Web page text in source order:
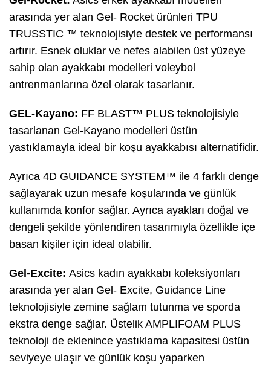
arasında yer alan Gel- Rocket ürünleri TPU
TRUSSTIC ™ teknolojisiyle destek ve performansı
artırır. Esnek oluklar ve nefes alabilen üst yüzeye
sahip olan ayakkabı modelleri voleybol
antrenmanlarına özel olarak tasarlanır.
GEL-Kayano: FF BLAST™ PLUS teknolojisiyle
tasarlanan Gel-Kayano modelleri üstün
yastıklamayla ideal bir koşu ayakkabısı alternatifidir.
Ayrıca 4D GUIDANCE SYSTEM™ ile 4 farklı denge
sağlayarak uzun mesafe koşularında ve günlük
kullanımda konfor sağlar. Ayrıca ayakları doğal ve
dengeli şekilde yönlendiren tasarımıyla özellikle içe
basan kişiler için ideal olabilir.
Gel-Excite: Asics kadın ayakkabı koleksiyonları
arasında yer alan Gel- Excite, Guidance Line
teknolojisiyle zemine sağlam tutunma ve sporda
ekstra denge sağlar. Üstelik AMPLIFOAM PLUS
teknoloji de eklenince yastıklama kapasitesi üstün
seviyeye ulaşır ve günlük koşu yaparken